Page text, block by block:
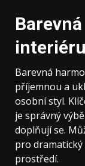
interiéru
Barevná
příjemnou a
osobní styl.
je správný
doplňují se.
pro
prostředí.